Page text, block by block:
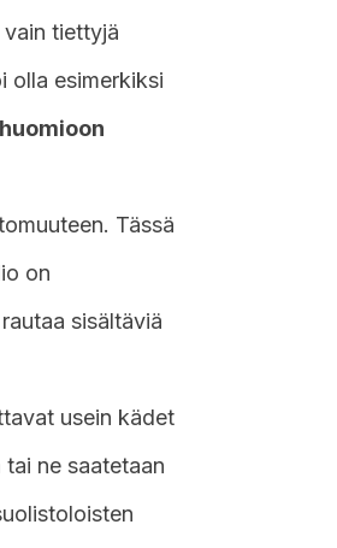
vain tiettyjä
olla esimerkiksi
Tässä
on
sisältäviä
usein kädet
tai ne saatetaan